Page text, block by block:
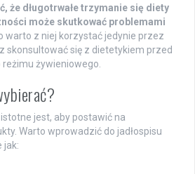
że długotrwałe trzymanie się diety
może skutkować problemami
warto z niej korzystać jedynie przez
skonsultować się z dietetykiem przed
żywieniowego.
istotne jest, aby postawić na
Warto wprowadzić do jadłospisu
jak: